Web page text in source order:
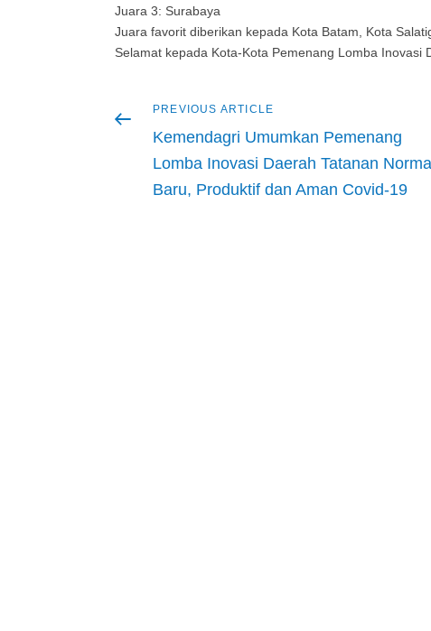
Juara 3: Surabaya
Juara favorit diberikan kepada Kota Batam, Kota
Selamat kepada Kota-Kota Pemenang Lomba Inovasi
Post
navigation
Previous
article
PREVIOUS ARTICLE
Kemendagri Umumkan Pemenang
Lomba Inovasi Daerah Tatanan
Baru, Produktif dan Aman Covid-19